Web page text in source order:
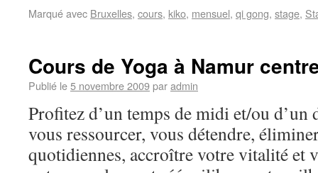
Marqué avec Bruxelles, cours, kiko, mensuel, qi gong, stage,
Cours de Yoga à Namur
Publié le5 novembre 2009paradmin
Profitez d’un temps de midi et/ou d’un
vous ressourcer, vous détendre,
quotidiennes, accroître votre vitalité et